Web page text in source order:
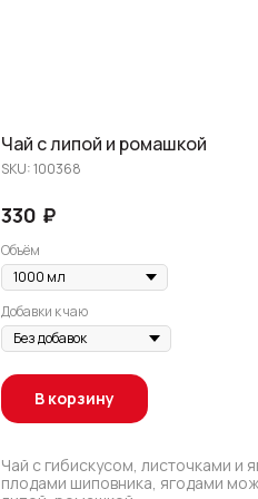
Чай с липой и ромашкой
SKU:100368
330 ₽
Объём
Добавки к чаю
В корзину
Чай с гибискусом, листочками и
плодами шиповника, ягодами